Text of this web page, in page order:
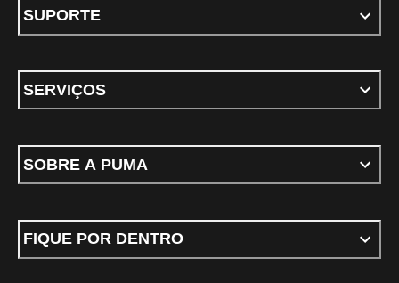
SUPORTE
SERVIÇOS
SOBRE A PUMA
FIQUE POR DENTRO